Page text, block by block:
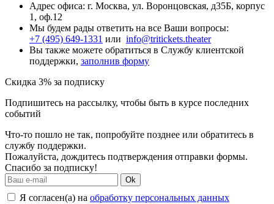
Адрес офиса: г. Москва, ул. Воронцовская, д35Б, корпус
1, оф.12
Мы будем рады ответить на все Ваши вопросы:
+7 (495) 649-1331 или info@tritickets.theater
Вы также можете обратиться в Службу клиентской
поддержки, заполнив форму
Скидка 3% за подписку
Подпишитесь на рассылку, чтобы быть в курсе последних
событий
Что-то пошло не так, попробуйте позднее или обратитесь в
службу поддержки.
Пожалуйста, дождитесь подтверждения отправки формы.
Спасибо за подписку!
Ok
Я согласен(а) на обработку персональных данных